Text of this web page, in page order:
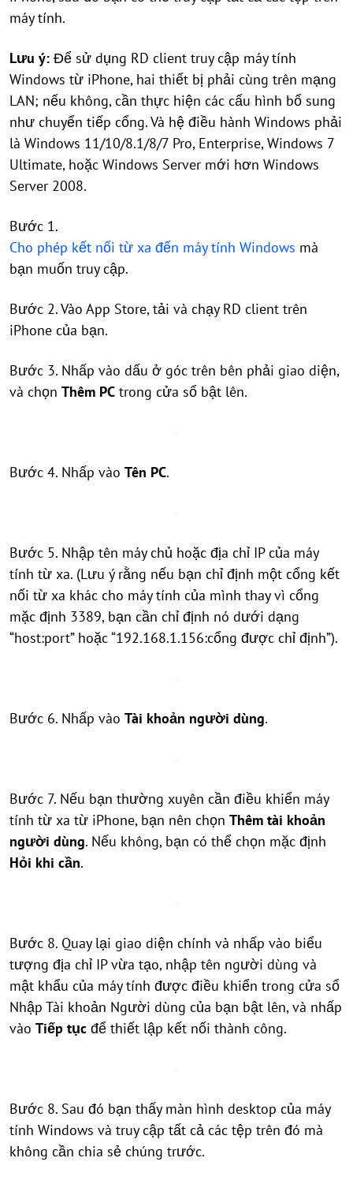
máy tính.
Lưu ý: Để sử dụng RD client truy cập máy tính
Windows từ iPhone, hai thiết bị phải cùng trên mạng
LAN; nếu không, cần thực hiện các cấu hình bổ sung
như chuyển tiếp cổng. Và hệ điều hành Windows phải
là Windows 11/10/8.1/8/7 Pro, Enterprise, Windows 7
Ultimate, hoặc Windows Server mới hơn Windows
Server 2008.
Bước 1.
Cho phép kết nối từ xa đến máy tính Windows mà
bạn muốn truy cập.
Bước 2. Vào App Store, tải và chạy RD client trên
iPhone của bạn.
Bước 3. Nhấp vào dấu ở góc trên bên phải giao diện,
và chọn Thêm PC trong cửa sổ bật lên.
Bước 4. Nhấp vào Tên PC.
Bước 5. Nhập tên máy chủ hoặc địa chỉ IP của máy
tính từ xa. (Lưu ý rằng nếu bạn chỉ định một cổng kết
nối từ xa khác cho máy tính của mình thay vì cổng
mặc định 3389, bạn cần chỉ định nó dưới dạng
“host:port” hoặc “192.168.1.156:cổng được chỉ định”).
Bước 6. Nhấp vào Tài khoản người dùng.
Bước 7. Nếu bạn thường xuyên cần điều khiển máy
tính từ xa từ iPhone, bạn nên chọn Thêm tài khoản
người dùng. Nếu không, bạn có thể chọn mặc định
Hỏi khi cần.
Bước 8. Quay lại giao diện chính và nhấp vào biểu
tượng địa chỉ IP vừa tạo, nhập tên người dùng và
mật khẩu của máy tính được điều khiển trong cửa sổ
Nhập Tài khoản Người dùng của bạn bật lên, và nhấp
vào Tiếp tục để thiết lập kết nối thành công.
Bước 8. Sau đó bạn thấy màn hình desktop của máy
tính Windows và truy cập tất cả các tệp trên đó mà
không cần chia sẻ chúng trước.